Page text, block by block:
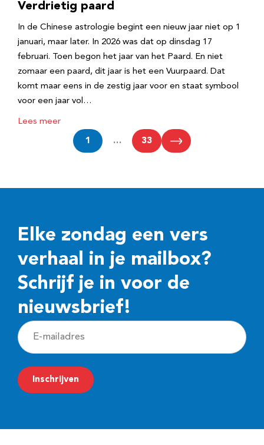
Verdrietig paard
In de Chinese astrologie begint een nieuw jaar niet op 1
januari, maar later. In 2026 was dat op dinsdag 17
februari. Toen begon het jaar van het Paard. En niet
zomaar een paard, dit jaar is het een Vuurpaard. Dat
komt maar eens in de zestig jaar voor en staat symbool
voor een jaar vol…
Lees meer
1 … 33
Elke zondag een vers
verhaal in je mailbox?
Schrijf je in voor de
nieuwsbrief!
E
-
m
a
Inschrijven